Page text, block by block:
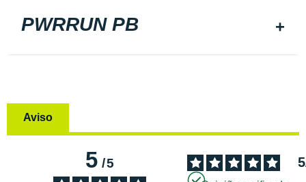
PWRRUN PB
Aviso
5/5 5